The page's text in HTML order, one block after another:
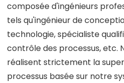
composée d'ingénieurs
tels qu'ingénieur de
technologie, spécialiste
contrôle des processus, etc.
réalisent strictement la
processus basée sur notre